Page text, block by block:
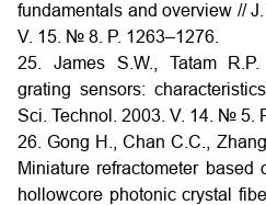
fundamentals and overview //
V. 15. № 8. P. 1263–1276.
25. James S.W., Tatam
grating sensors:
Sci. Technol. 2003. V. 14. № 5.
26. Gong H., Chan C.C.,
Miniature refractometer
hollowcore photonic crystal